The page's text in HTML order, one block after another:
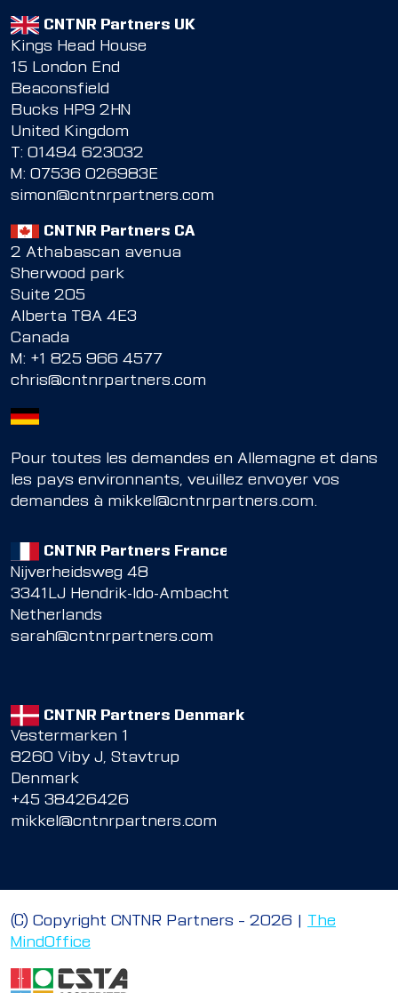
CNTNR Partners UK
Kings Head House
15 London End
Beaconsfield
Bucks HP9 2HN
United Kingdom
T: 01494 623032
M: 07536 026983E
simon@cntnrpartners.com
CNTNR Partners CA
2 Athabascan avenua
Sherwood park
Suite 205
Alberta T8A 4E3
Canada
M: +1 825 966 4577
chris@cntnrpartners.com
Pour toutes les demandes en Allemagne et dans
les pays environnants, veuillez envoyer vos
demandes à mikkel@cntnrpartners.com.
CNTNR Partners France
Nijverheidsweg 48
3341LJ Hendrik-Ido-Ambacht
Netherlands
sarah@cntnrpartners.com
CNTNR Partners Denmark
Vestermarken 1
8260 Viby J, Stavtrup
Denmark
+45 38426426
mikkel@cntnrpartners.com
© Copyright CNTNR Partners – 2026 |
The
MindOffice